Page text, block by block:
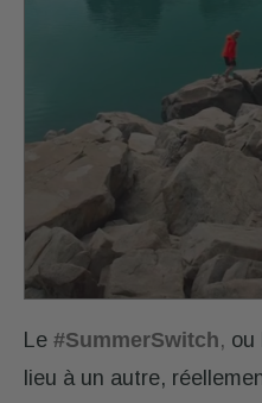
Le #SummerSwitch, ou
lieu à un autre,